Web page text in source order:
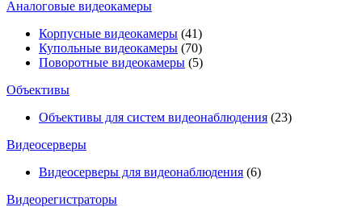
Аналоговые видеокамеры
Корпусные видеокамеры (41)
Купольные видеокамеры (70)
Поворотные видеокамеры (5)
Объективы
Объективы для систем видеонаблюдения (23)
Видеосерверы
Видеосерверы для видеонаблюдения (6)
Видеорегистраторы